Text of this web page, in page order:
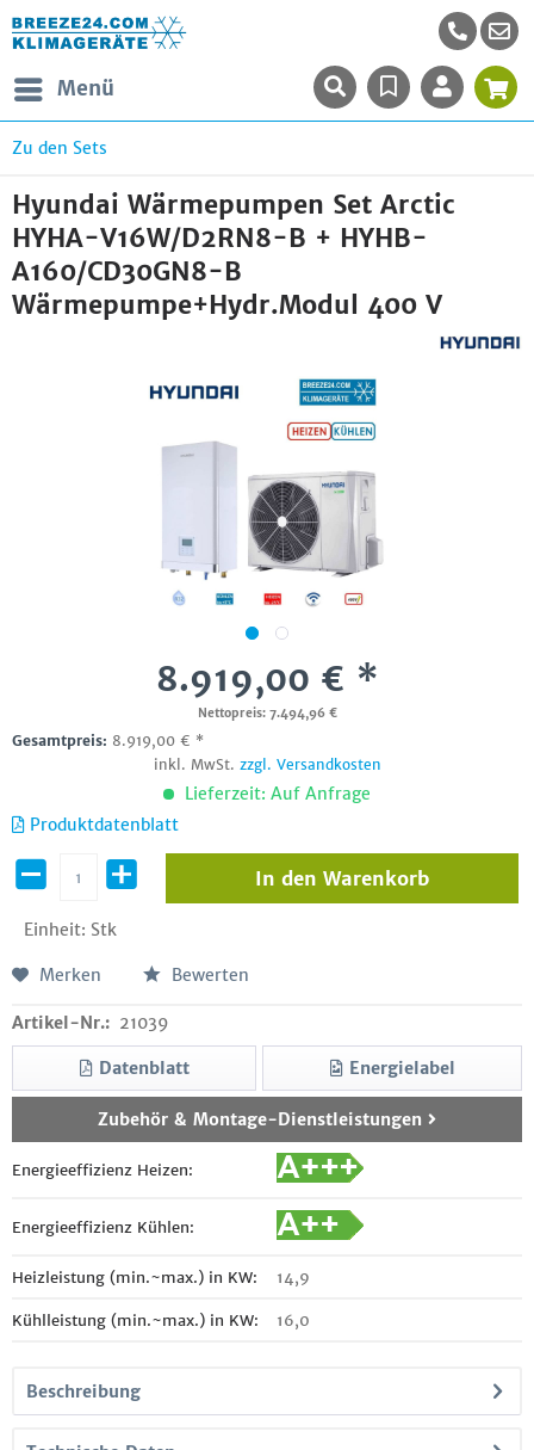
Menü
Zu den Sets
Hyundai Wärmepumpen Set Arctic
HYHA-V16W/D2RN8-B + HYHB-
A160/CD30GN8-B
Wärmepumpe+Hydr.Modul 400 V
8.919,00 € *
Nettopreis: 7.494,96 €
Gesamtpreis: 8.919,00 € *
inkl. MwSt. zzgl. Versandkosten
Lieferzeit: Auf Anfrage
Produktdatenblatt
Einheit: Stk
In den Warenkorb
Merken Bewerten
Artikel-Nr.: 21039
Datenblatt Energielabel
Zubehör & Montage-Dienstleistungen
Energieeffizienz Heizen:
Energieeffizienz Kühlen:
Heizleistung (min.~max.) in KW: 14,9
Kühlleistung (min.~max.) in KW: 16,0
Beschreibung